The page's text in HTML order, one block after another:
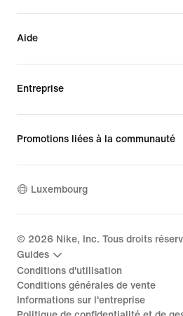
Aide
Entreprise
Promotions liées à la communauté
Luxembourg
© 2026 Nike, Inc. Tous droits
Guides
Conditions d'utilisation
Conditions générales de vente
Informations sur l'entreprise